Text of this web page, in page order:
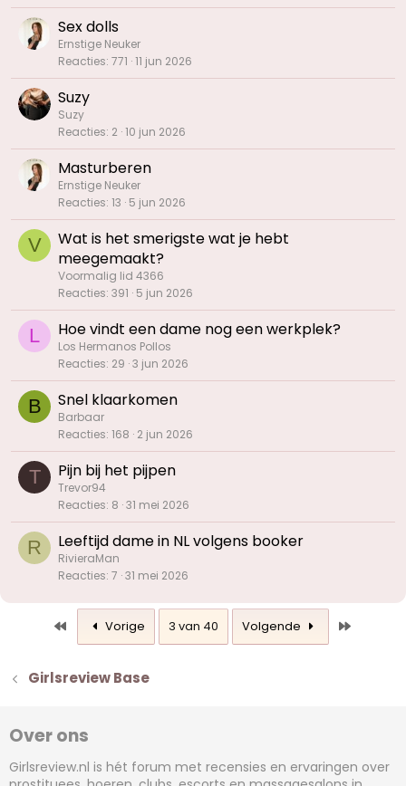
i
Sex dolls
Ernstige Neuker
Reacties 771 11 jun 2026
Suzy
Suzy
Reacties 2 10 jun 2026
Masturberen
Ernstige Neuker
Reacties 13 5 jun 2026
V
Wat is het smerigste wat je hebt
meegemaakt?
Voormalig lid 4366
Reacties 391 5 jun 2026
L Hoe vindt een dame nog een werkplek?
Los Hermanos Pollos
Reacties 29 3 jun 2026
B Snel klaarkomen
Barbaar
Reacties 168 2 jun 2026
T Pijn bij het pijpen
Trevor94
Reacties 8 31 mei 2026
R Leeftijd dame in NL volgens booker
RivieraMan
Reacties 7 31 mei 2026
Eerste Vorige 3 van 40 Volgende
Girlsreview Base
Over ons
Girlsreview.nl is hét forum met recensies en ervaringen over